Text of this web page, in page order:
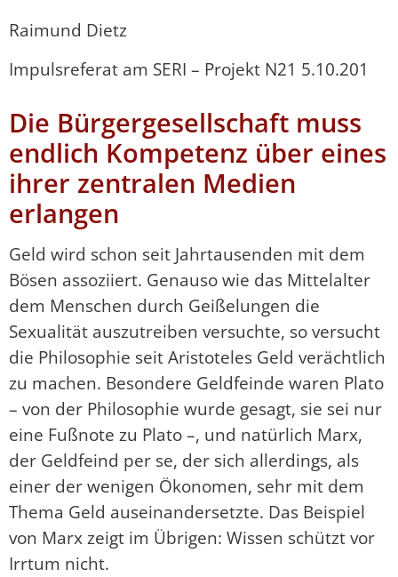
Raimund Dietz
Impulsreferat am SERI – Projekt N21 5.10.201
Die Bürgergesellschaft muss
endlich Kompetenz über eines
ihrer zentralen Medien
erlangen
Geld wird schon seit Jahrtausenden mit dem
Bösen assoziiert. Genauso wie das Mittelalter
dem Menschen durch Geißelungen die
Sexualität auszutreiben versuchte, so versucht
die Philosophie seit Aristoteles Geld verächtlich
zu machen. Besondere Geldfeinde waren Plato
– von der Philosophie wurde gesagt, sie sei nur
eine Fußnote zu Plato –, und natürlich Marx,
der Geldfeind per se, der sich allerdings, als
einer der wenigen Ökonomen, sehr mit dem
Thema Geld auseinandersetzte. Das Beispiel
von Marx zeigt im Übrigen: Wissen schützt vor
Irrtum nicht.